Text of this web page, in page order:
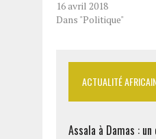
16 avril 2018
Dans "Politique"
ACTUALITÉ
Assala à Damas :